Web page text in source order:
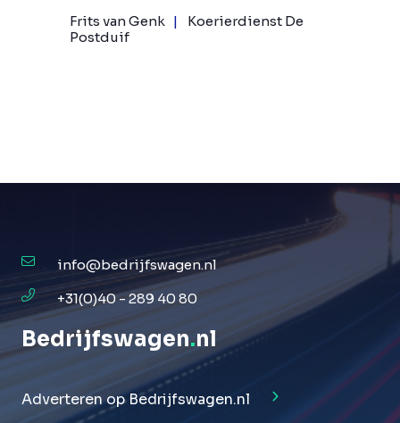
Frits van Genk
Koerierdienst De
Postduif
info@bedrijfswagen.nl
+31(0)40 - 289 40 80
Bedrijfswagen.nl
Adverteren op Bedrijfswagen.nl